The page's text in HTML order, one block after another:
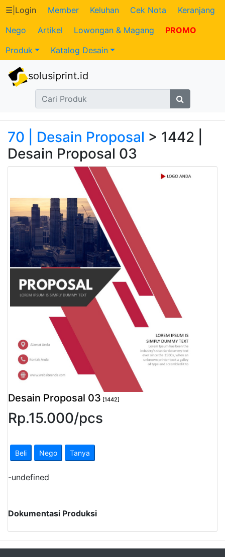
Katalog
Produk
Petugas
Transaksi
Tagihan
Pembayaran
Pendapatan
Fee
Ganti
Password
Logout
☰ Login Member Keluhan Cek Nota
Keranjang
Nego
Artikel Lowongan & Magang
PROMO
Produk
Katalog Desain
solusiprint.id
70 | Desain Proposal > 1442 |
Desain Proposal 03
Desain Proposal 03 [1442]
Rp.15.000/pcs
Beli Nego Tanya
-undefined
Dokumentasi Produksi